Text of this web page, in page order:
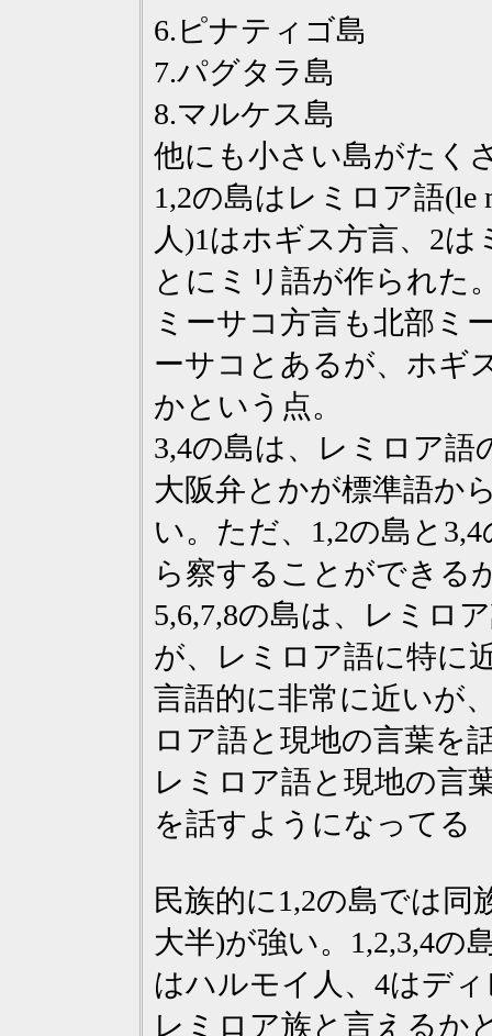
6.ピナティゴ島
7.パグタラ島
8.マルケス島
他にも小さい島がたく
1,2の島はレミロア語(le
人)1はホギス方言、2
とにミリ語が作られた
ミーサコ方言も北部ミ
ーサコとあるが、ホギ
かという点。
3,4の島は、レミロア語
大阪弁とかが標準語か
い。ただ、1,2の島と
ら察することができる
5,6,7,8の島は、レミロ
が、レミロア語に特に
言語的に非常に近いが
ロア語と現地の言葉を
レミロア語と現地の言
を話すようになってる
民族的に1,2の島では
大半)が強い。1,2,3,4の
はハルモイ人、4はデ
レミロア族と言えるか